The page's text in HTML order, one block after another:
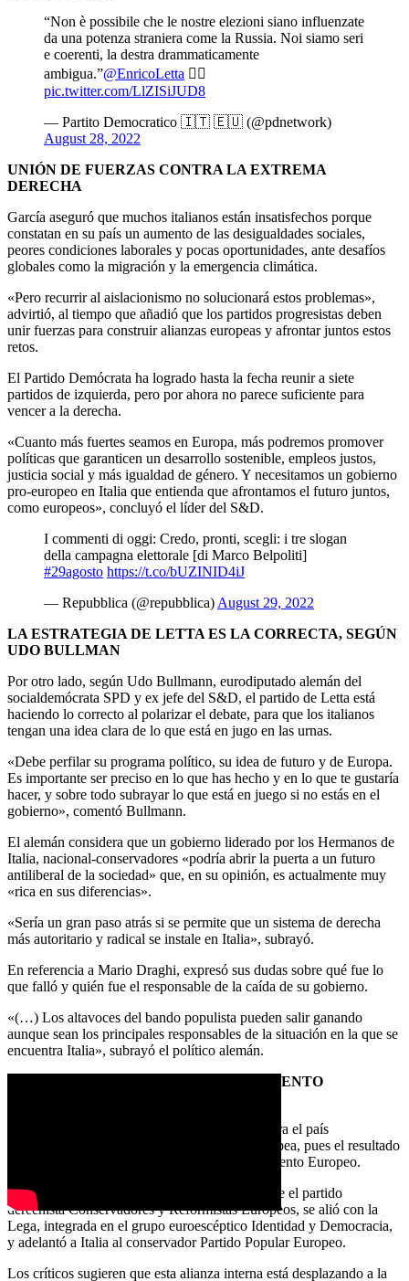
“Non è possibile che le nostre elezioni siano influenzate
da una potenza straniera come la Russia. Noi siamo seri
e coerenti, la destra drammaticamente
ambigua.”@EnricoLetta 👇🏻
pic.twitter.com/LlZISiJUD8
— Partito Democratico 🇮🇹 🇪🇺 (@pdnetwork)
August 28, 2022
UNIÓN DE FUERZAS CONTRA LA EXTREMA
DERECHA
García aseguró que muchos italianos están insatisfechos porque
constatan en su país un aumento de las desigualdades sociales,
peores condiciones laborales y pocas oportunidades, ante desafíos
globales como la migración y la emergencia climática.
«Pero recurrir al aislacionismo no solucionará estos problemas»,
advirtió, al tiempo que añadió que los partidos progresistas deben
unir fuerzas para construir alianzas europeas y afrontar juntos estos
retos.
El Partido Demócrata ha logrado hasta la fecha reunir a siete
partidos de izquierda, pero por ahora no parece suficiente para
vencer a la derecha.
«Cuanto más fuertes seamos en Europa, más podremos promover
políticas que garanticen un desarrollo sostenible, empleos justos,
justicia social y más igualdad de género. Y necesitamos un gobierno
pro-europeo en Italia que entienda que afrontamos el futuro juntos,
como europeos», concluyó el líder del S&D.
I commenti di oggi: Credo, pronti, scegli: i tre slogan
della campagna elettorale [di Marco Belpoliti]
#29agosto https://t.co/bUZINID4iJ
— Repubblica (@repubblica) August 29, 2022
LA ESTRATEGIA DE LETTA ES LA CORRECTA, SEGÚN
UDO BULLMAN
Por otro lado, según Udo Bullmann, eurodiputado alemán del
socialdemócrata SPD y ex jefe del S&D, el partido de Letta está
haciendo lo correcto al polarizar el debate, para que los italianos
tengan una idea clara de lo que está en jugo en las urnas.
«Debe perfilar su programa político, su idea de futuro y de Europa.
Es importante ser preciso en lo que has hecho y en lo que te gustaría
hacer, y sobre todo subrayar lo que está en juego si no estás en el
gobierno», comentó Bullmann.
El alemán considera que un gobierno liderado por los Hermanos de
Italia, nacional-conservadores «podría abrir la puerta a un futuro
antiliberal de la sociedad» que, en su opinión, es actualmente muy
«rica en sus diferencias».
«Sería un gran paso atrás si se permite que un sistema de derecha
más autoritario y radical se instale en Italia», subrayó.
En referencia a Mario Draghi, expresó sus dudas sobre qué fue lo
que falló y quién fue el responsable de la caída de su gobierno.
«(…) Los altavoces del bando populista pueden salir ganando
aunque sean los principales responsables de la situación en la que se
encuentra Italia», subrayó el político alemán.
¿EFECTO INDIRECTO EN EL PARLAMENTO
Las elecciones italianas serán claves no sólo para el país
mediterráneo, sino también para la Unión Europea, pues el resultado
podría afectar al equilibrio político en el Parlamento Europeo.
Para las elecciones internas, Meloni, que preside el partido
derechista Conservadores y Reformistas Europeos, se alió con la
Lega, integrada en el grupo euroescéptico Identidad y Democracia,
y adelantó a Italia al conservador Partido Popular Europeo.
Los críticos sugieren que esta alianza interna está desplazando a la